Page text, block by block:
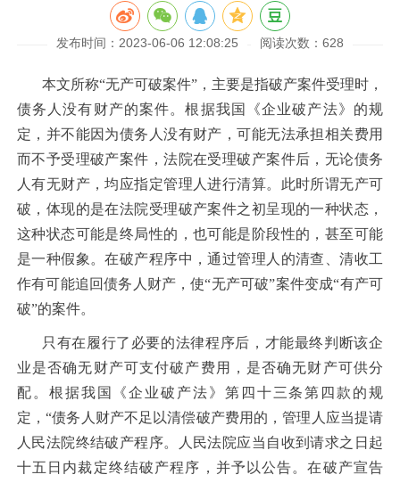
发布时间：2023-06-06 12:08:25 阅读次数：628
本文所称“无产可破案件”，主要是指破产案件受理时，
债务人没有财产的案件。根据我国《企业破产法》的规
定，并不能因为债务人没有财产，可能无法承担相关费用
而不予受理破产案件，法院在受理破产案件后，无论债务
人有无财产，均应指定管理人进行清算。此时所谓无产可
破，体现的是在法院受理破产案件之初呈现的一种状态，
这种状态可能是终局性的，也可能是阶段性的，甚至可能
是一种假象。在破产程序中，通过管理人的清查、清收工
作有可能追回债务人财产，使“无产可破”案件变成“有产可
破”的案件。
只有在履行了必要的法律程序后，才能最终判断该企
业是否确无财产可支付破产费用，是否确无财产可供分
配。根据我国《企业破产法》第四十三条第四款的规
定，“债务人财产不足以清偿破产费用的，管理人应当提请
人民法院终结破产程序。人民法院应当自收到请求之日起
十五日内裁定终结破产程序，并予以公告。在破产宣告